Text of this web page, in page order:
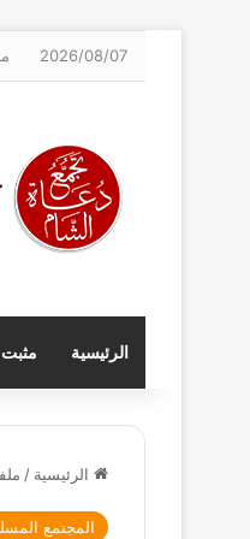
2026/08/07
الرئيسية مثبت
الرئيسية /
المجتمع